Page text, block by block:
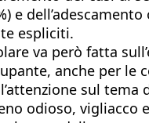
e
espliciti.
va però fatta
anche per le
sul
odioso, vigliacco